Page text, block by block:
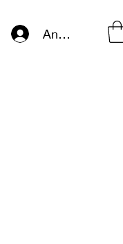
Impressum
Anmelden